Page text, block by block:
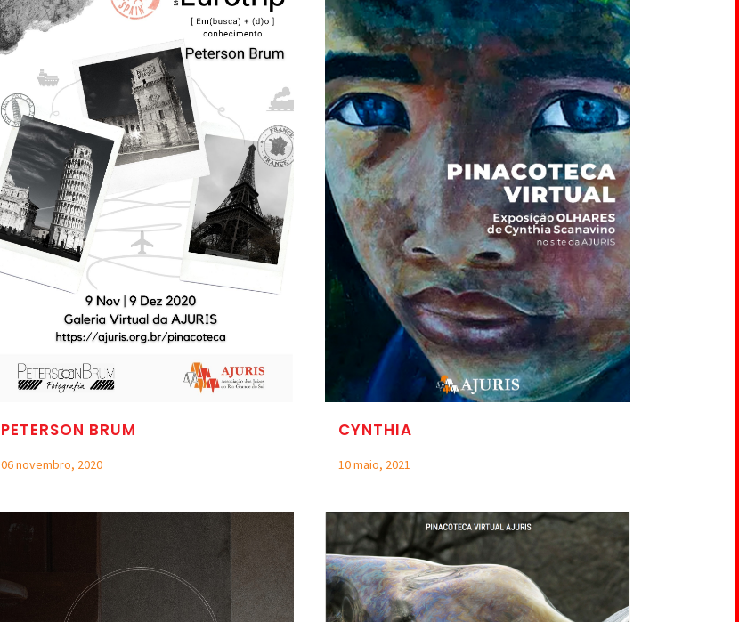
PETERSON BRUM
06 novembro, 2020
CYNTHIA
10 maio, 2021